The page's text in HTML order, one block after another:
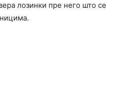
лозинки пре него што се